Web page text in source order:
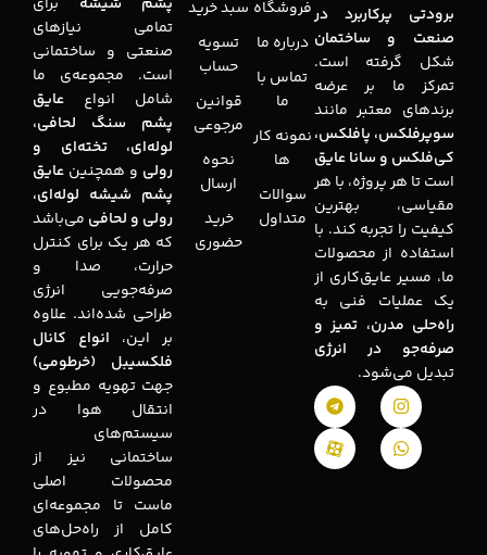
برودتی پرکاربرد در
صنعت و ساختمان
شکل گرفته است.
تمرکز ما بر عرضه
برندهای معتبر مانند
سوپرفلکس، پافلکس،
کی‌فلکس و سانا عایق
است تا هر پروژه، با هر
مقیاسی، بهترین
کیفیت را تجربه کند. با
استفاده از محصولات
ما، مسیر عایق‌کاری از
یک عملیات فنی به
راه‌حلی مدرن، تمیز و
صرفه‌جو در انرژی
تبدیل می‌شود.
فروشگاه
درباره ما
تماس با
ما
نمونه کار
ها
سوالات
متداول
سبد خرید
تسویه
حساب
قوانین
مرجوعی
نحوه
ارسال
خرید
حضوری
تمامی نیازهای
صنعتی و ساختمانی
است. مجموعه‌ی ما
شامل انواع عایق
پشم سنگ لحافی،
لوله‌ای، تخته‌ای و
رولی و همچنین عایق
پشم شیشه لوله‌ای،
رولی و لحافی می‌باشد
که هر یک برای کنترل
حرارت، صدا و
صرفه‌جویی انرژی
طراحی شده‌اند. علاوه
بر این، انواع کانال
فلکسیبل (خرطومی)
جهت تهویه مطبوع و
انتقال هوا در
سیستم‌های
ساختمانی نیز از
محصولات اصلی
ماست تا مجموعه‌ای
کامل از راه‌حل‌های